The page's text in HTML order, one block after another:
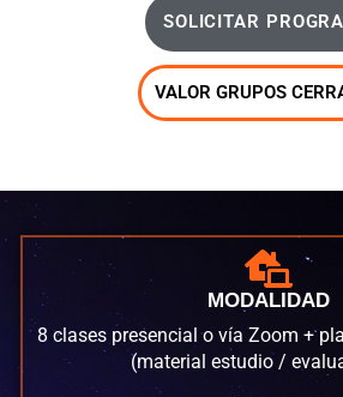
SOLICITAR
VALOR GRUPOS
MODALIDAD
8 clases presencial o vía Zoom +
(material estudio /